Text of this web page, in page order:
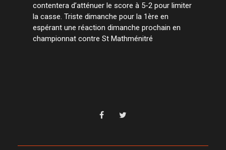
contentera d’atténuer le score à 5-2 pour limiter
la casse. Triste dimanche pour la 1ère en
espérant une réaction dimanche prochain en
championnat contre St Mathménitré